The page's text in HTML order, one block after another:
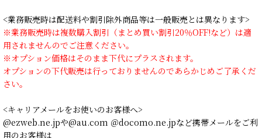
<業務販売時は配送料や割引除外商品等は一般販売とは異なります>
※業務販売時は複数購入割引（まとめ買い割引20％OFF!など）は適
用されませんのでご注意ください。
※オプション価格はそのまま下代にプラスされます。
オプションの下代販売は行っておりませんのであらかじめご了承くだ
さい。
<キャリアメールをお使いのお客様へ>
@ezweb.ne.jpや@au.com ＠docomo.ne.jpなど携帯メールをご利
用のお客様は